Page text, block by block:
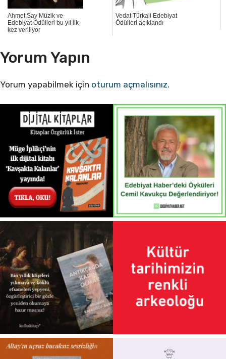
Ahmet Say Müzik ve
Edebiyat Ödülleri bu yıl ilk
kez veriliyor
Vedat Türkali Edebiyat
Ödülleri açıklandı
Yorum Yapın
Yorum yapabilmek için oturum açmalısınız.